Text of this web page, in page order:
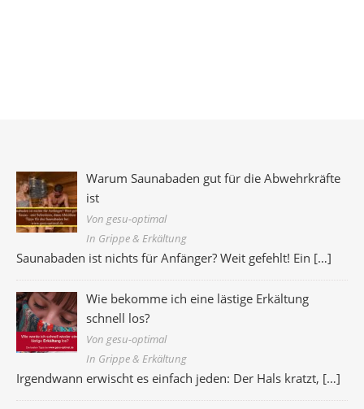
Warum Saunabaden gut für die Abwehrkräfte
ist
Von gesu-optimal
In Grippe & Erkältung
Saunabaden ist nichts für Anfänger? Weit gefehlt! Ein […]
Wie bekomme ich eine lästige Erkältung
schnell los?
Von gesu-optimal
In Grippe & Erkältung
Irgendwann erwischt es einfach jeden: Der Hals kratzt, […]